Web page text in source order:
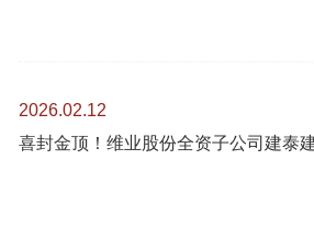
2026.02.12